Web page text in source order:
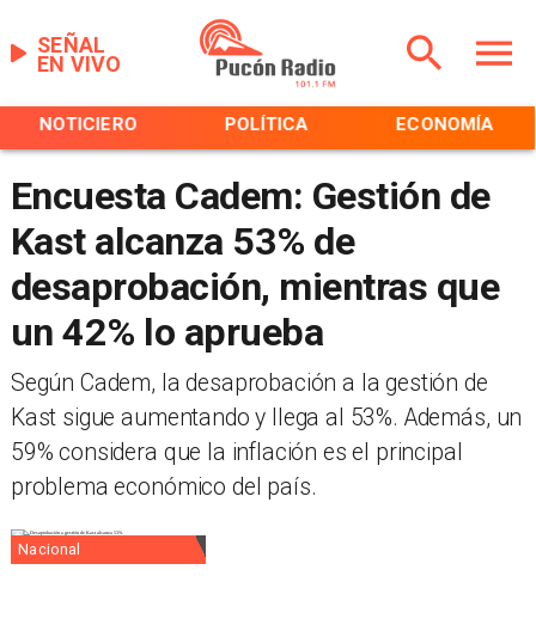
EN VIVO
SEÑAL
NOTICIERO POLÍTICA ECONOMÍA
Encuesta Cadem: Gestión de
Kast alcanza 53% de
desaprobación, mientras que
un 42% lo aprueba
Según Cadem, la desaprobación a la gestión de
Kast sigue aumentando y llega al 53%. Además, un
59% considera que la inflación es el principal
problema económico del país.
Nacional